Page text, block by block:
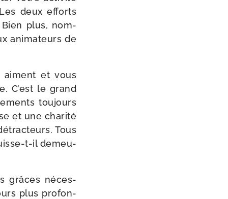
deux efforts
Bien plus, nom­
ani­ma­teurs de
aiment et vous
C’est le grand
tou­jours
et une cha­ri­té
Tous
​t-​il demeu­
grâces néces­
plus pro­fon­